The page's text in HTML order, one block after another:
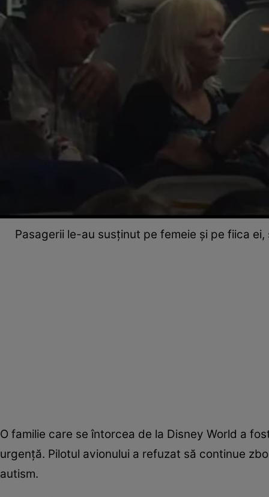
Pasagerii le-au susținut pe femeie și pe fiica
O familie care se întorcea de la Disney World a
urgență. Pilotul avionului a refuzat să continue
autism.